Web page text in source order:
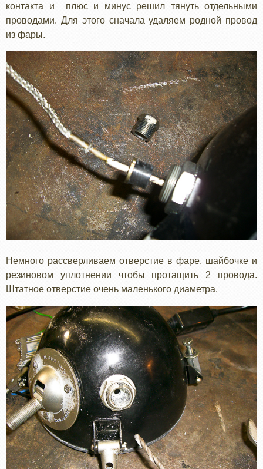
контакта и плюс и минус решил тянуть отдельными
проводами. Для этого сначала удаляем родной провод
из фары.
Немного рассверливаем отверстие в фаре, шайбочке и
резиновом уплотнении чтобы протащить 2 провода.
Штатное отверстие очень маленького диаметра.